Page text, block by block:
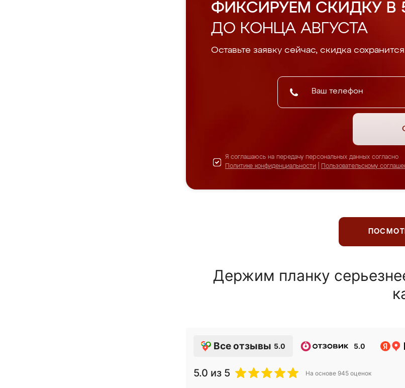
ФИКСИРУЕМ СКИДКУ В
ДО КОНЦА АВГУСТА
Оставьте заявку сейчас, скидка
Я соглашаюсь на передачу персональных данных согласно
Политике конфиденциальности
Пользовательскому
Держим планку
Все отзывы 5.0 5.0
5.0 из 5 На основе 945 оценок